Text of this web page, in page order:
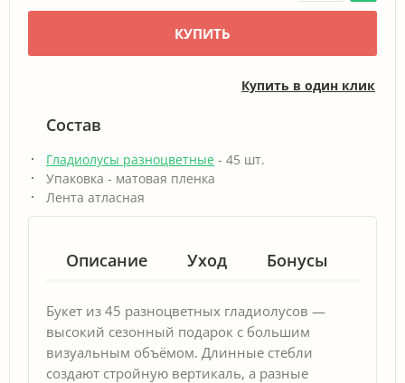
КУПИТЬ
Купить в один клик
Состав
Гладиолусы разноцветные - 45 шт.
Упаковка - матовая пленка
Лента атласная
Описание Уход Бонусы
Букет из 45 разноцветных гладиолусов —
высокий сезонный подарок с большим
визуальным объёмом. Длинные стебли
создают стройную вертикаль, а разные